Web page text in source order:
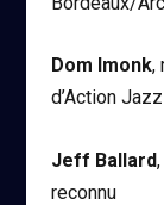
Dom Imonk,
d’Action Jazz
Jeff Ballard
reconnu